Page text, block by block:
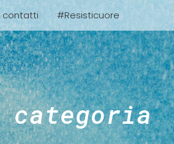
contatti #Resisticuore
categoria